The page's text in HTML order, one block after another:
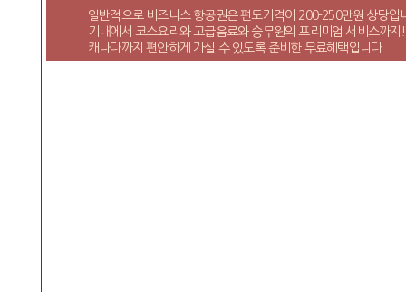
일반적으로 비즈니스 항공권은 편도가격이 200-250만원 상당입
기내에서 코스요리와 고급음료와 승무원의 프리미엄 서비스까지
캐나다까지 편안하게 가실 수 있도록 준비한 무료혜택입니다